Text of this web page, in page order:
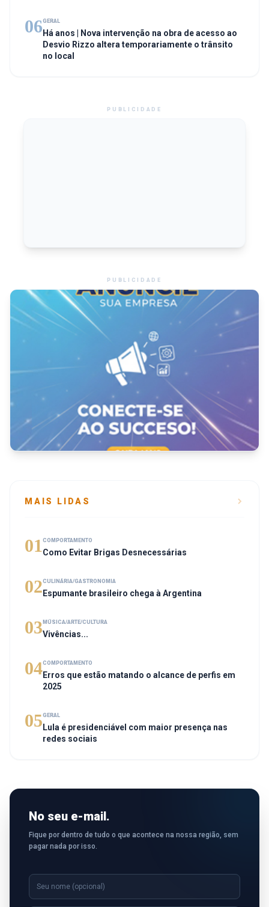
06GERAL
Há anos | Nova intervenção na obra de acesso ao
Desvio Rizzo altera temporariamente o trânsito
no local
PUBLICIDADE
PUBLICIDADE
MAIS LIDAS
01 COMPORTAMENTO
Como Evitar Brigas Desnecessárias
02CULINÁRIA/GASTRONOMIA
Espumante brasileiro chega à Argentina
03 MÚSICA/ARTE/CULTURA
Vivências...
04COMPORTAMENTO
Erros que estão matando o alcance de perfis em
2025
05GERAL
Lula é presidenciável com maior presença nas
redes sociais
No seu e-mail.
Fique por dentro de tudo o que acontece na nossa região, sem
pagar nada por isso.